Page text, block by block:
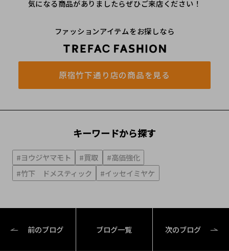
気になる商品がありましたらぜひご来店ください！
ファッションアイテムをお探しなら
原宿竹下通り店の商品を見る
キーワードから探す
#ヨウジヤマモト #買取
#高価強化
#竹下 ドメスティック
#イッセイミヤケ
前のブログ ブログ一覧 次のブログ